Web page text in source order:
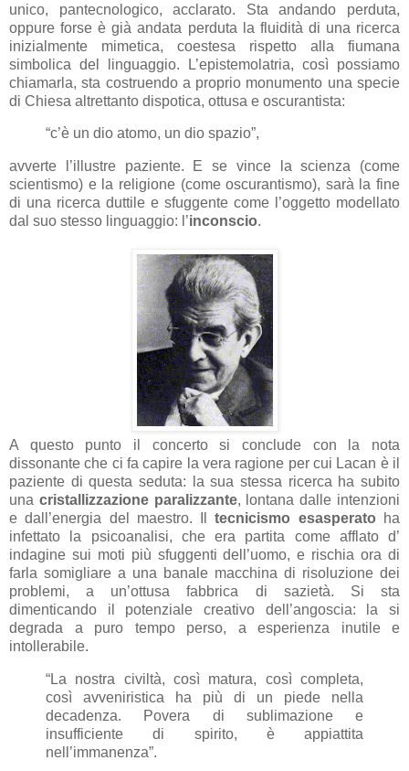
unico, pantecnologico, acclarato. Sta andando perduta,
oppure forse è già andata perduta la fluidità di una ricerca
inizialmente mimetica, coestesa rispetto alla fiumana
simbolica del linguaggio. L’epistemolatria, così possiamo
chiamarla, sta costruendo a proprio monumento una specie
di Chiesa altrettanto dispotica, ottusa e oscurantista:
“c’è un dio atomo, un dio spazio”,
avverte l’illustre paziente. E se vince la scienza (come
scientismo) e la religione (come oscurantismo), sarà la fine
di una ricerca duttile e sfuggente come l’oggetto modellato
dal suo stesso linguaggio: l’inconscio.
A questo punto il concerto si conclude con la nota
dissonante che ci fa capire la vera ragione per cui Lacan è il
paziente di questa seduta: la sua stessa ricerca ha subito
una cristallizzazione paralizzante, lontana dalle intenzioni
e dall’energia del maestro. Iltecnicismo esasperato ha
infettato la psicoanalisi, che era partita come afflato d’
indagine sui moti più sfuggenti dell’uomo, e rischia ora di
farla somigliare a una banale macchina di risoluzione dei
problemi, a un’ottusa fabbrica di sazietà. Si sta
dimenticando il potenziale creativo dell’angoscia: la si
degrada a puro tempo perso, a esperienza inutile e
intollerabile.
“La nostra civiltà, così matura, così completa,
così avveniristica ha più di un piede nella
decadenza. Povera di sublimazione e
insufficiente di spirito, è appiattita
nell’immanenza”.